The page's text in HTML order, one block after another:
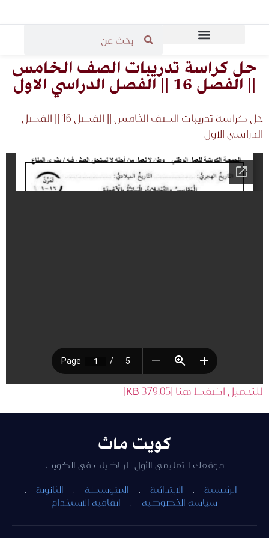
حل كراسة تدريبات الصف الخامس
|| الفصل 16 || الفصل الدراسي الاول
حل كراسة تدريبات الصف الخامس || الفصل 16 || الفصل
الدراسي الاول
للتحميل اضغط هنا [379.05 KB]
كويت ماث
موقعك التعليمي الأول للرياضيات في الكويت
الرئيسية
· الابتدائية · المتوسطة · الثانوية ·
سياسة الخصوصية · اتفاقية الاستخدام